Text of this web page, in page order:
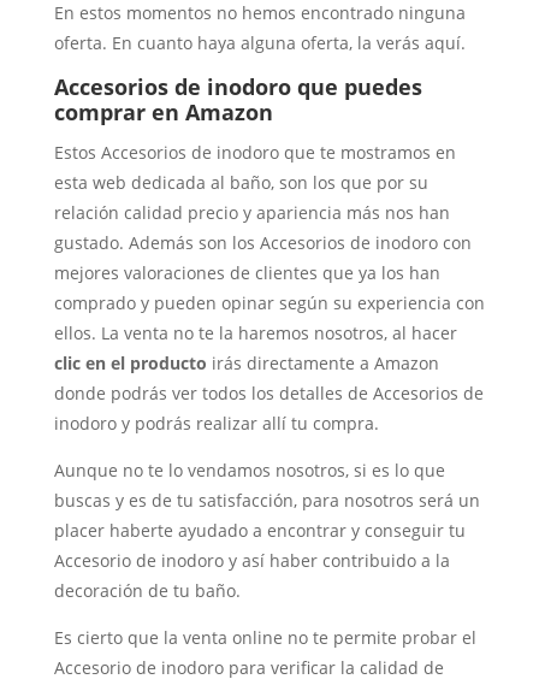
En estos momentos no hemos encontrado ninguna
oferta. En cuanto haya alguna oferta, la verás aquí.
Accesorios de inodoro que puedes
comprar en Amazon
Estos Accesorios de inodoro que te mostramos en
esta web dedicada al baño, son los que por su
relación calidad precio y apariencia más nos han
gustado. Además son los Accesorios de inodoro con
mejores valoraciones de clientes que ya los han
comprado y pueden opinar según su experiencia con
ellos. La venta no te la haremos nosotros, al hacer
clic en el producto irás directamente a Amazon
donde podrás ver todos los detalles de Accesorios de
inodoro y podrás realizar allí tu compra.
Aunque no te lo vendamos nosotros, si es lo que
buscas y es de tu satisfacción, para nosotros será un
placer haberte ayudado a encontrar y conseguir tu
Accesorio de inodoro y así haber contribuido a la
decoración de tu baño.
Es cierto que la venta online no te permite probar el
Accesorio de inodoro para verificar la calidad de